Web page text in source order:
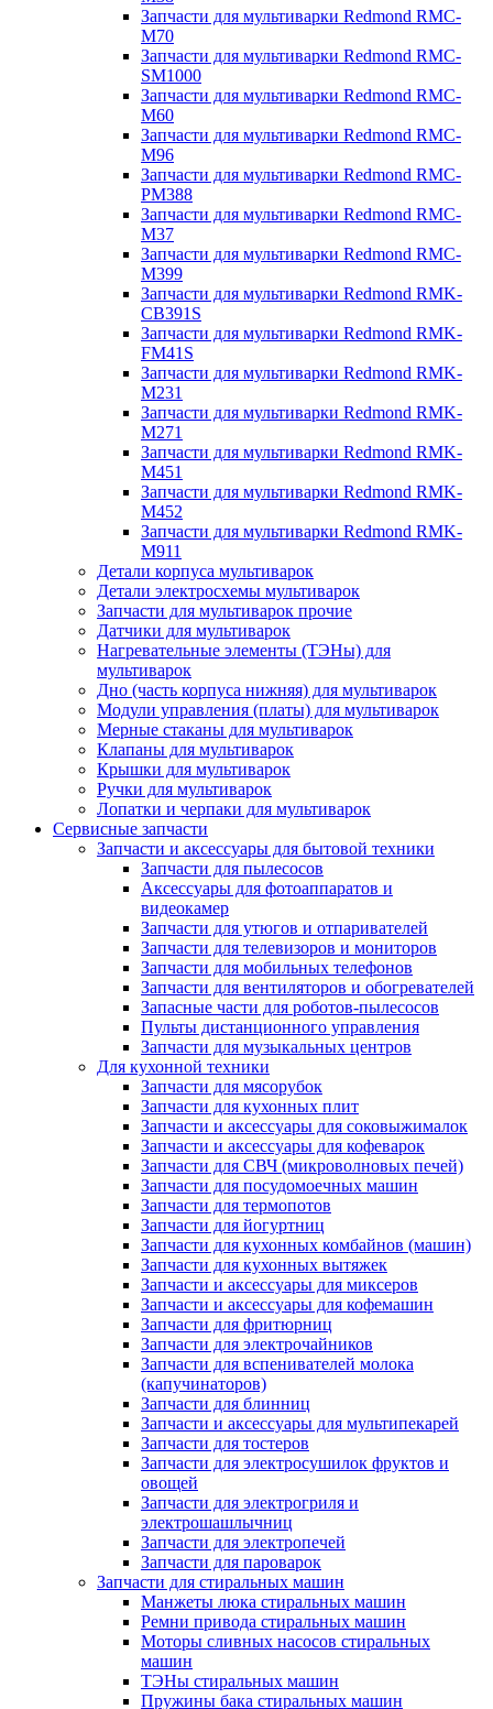
Запчасти для мультиварки Redmond RMC-
M70
Запчасти для мультиварки Redmond RMC-
SM1000
Запчасти для мультиварки Redmond RMC-
M60
Запчасти для мультиварки Redmond RMC-
M96
Запчасти для мультиварки Redmond RMC-
PM388
Запчасти для мультиварки Redmond RMC-
M37
Запчасти для мультиварки Redmond RMC-
M399
Запчасти для мультиварки Redmond RMK-
CB391S
Запчасти для мультиварки Redmond RMK-
FM41S
Запчасти для мультиварки Redmond RMK-
M231
Запчасти для мультиварки Redmond RMK-
M271
Запчасти для мультиварки Redmond RMK-
M451
Запчасти для мультиварки Redmond RMK-
M452
Запчасти для мультиварки Redmond RMK-
M911
Детали корпуса мультиварок
Детали электросхемы мультиварок
Запчасти для мультиварок прочие
Датчики для мультиварок
Нагревательные элементы (ТЭНы) для
мультиварок
Дно (часть корпуса нижняя) для мультиварок
Модули управления (платы) для мультиварок
Мерные стаканы для мультиварок
Клапаны для мультиварок
Крышки для мультиварок
Ручки для мультиварок
Лопатки и черпаки для мультиварок
Сервисные запчасти
Запчасти и аксессуары для бытовой техники
Запчасти для пылесосов
Аксессуары для фотоаппаратов и
видеокамер
Запчасти для утюгов и отпаривателей
Запчасти для телевизоров и мониторов
Запчасти для мобильных телефонов
Запчасти для вентиляторов и обогревателей
Запасные части для роботов-пылесосов
Пульты дистанционного управления
Запчасти для музыкальных центров
Для кухонной техники
Запчасти для мясорубок
Запчасти для кухонных плит
Запчасти и аксессуары для соковыжималок
Запчасти и аксессуары для кофеварок
Запчасти для СВЧ (микроволновых печей)
Запчасти для посудомоечных машин
Запчасти для термопотов
Запчасти для йогуртниц
Запчасти для кухонных комбайнов (машин)
Запчасти для кухонных вытяжек
Запчасти и аксессуары для миксеров
Запчасти и аксессуары для кофемашин
Запчасти для фритюрниц
Запчасти для электрочайников
Запчасти для вспенивателей молока
(капучинаторов)
Запчасти для блинниц
Запчасти и аксессуары для мультипекарей
Запчасти для тостеров
Запчасти для электросушилок фруктов и
овощей
Запчасти для электрогриля и
электрошашлычниц
Запчасти для электропечей
Запчасти для пароварок
Запчасти для стиральных машин
Манжеты люка стиральных машин
Ремни привода стиральных машин
Моторы сливных насосов стиральных
машин
ТЭНы стиральных машин
Пружины бака стиральных машин